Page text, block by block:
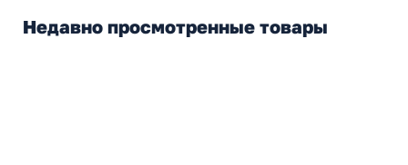
Недавно просмотренные товары